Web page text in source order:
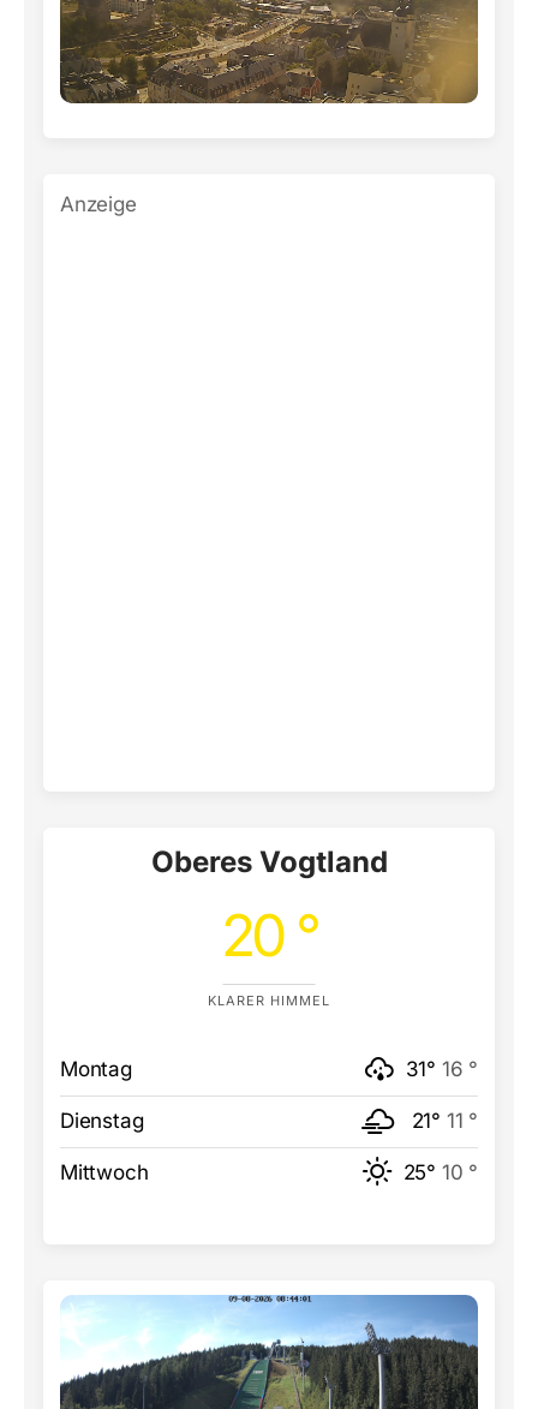
Anzeige
Oberes Vogtland
20 °
KLARER HIMMEL
Montag 31° 16 °
Dienstag 21° 11 °
Mittwoch 25° 10 °